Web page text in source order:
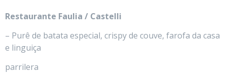
Restaurante Faulia / Castelli
– Purê de batata especial, crispy de couve, farofa da casa
e linguiça
parrilera